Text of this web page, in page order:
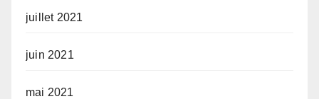
juillet 2021
juin 2021
mai 2021